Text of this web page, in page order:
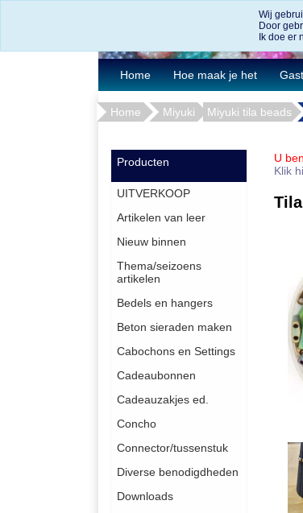
Home Hoe maak je het
Home Miyuki Miyuki tila beads
Producten
UITVERKOOP
Artikelen van leer
Nieuw binnen
Thema/seizoens
artikelen
Bedels en hangers
Beton sieraden maken
Cabochons en Settings
Cadeaubonnen
Cadeauzakjes ed.
Concho
Connector/tussenstuk
Diverse benodigdheden
Downloads
U
Klik
Wij
Door
Ik doe er